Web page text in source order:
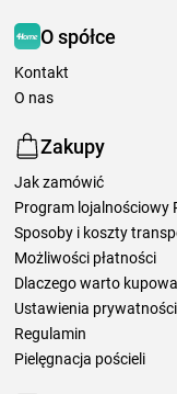
O spółce
Kontakt
O nas
Zakupy
Jak zamówić
Program lojalnościowy
Sposoby i koszty
Możliwości płatności
Dlaczego warto
Ustawienia prywatności
Regulamin
Pielęgnacja pościeli